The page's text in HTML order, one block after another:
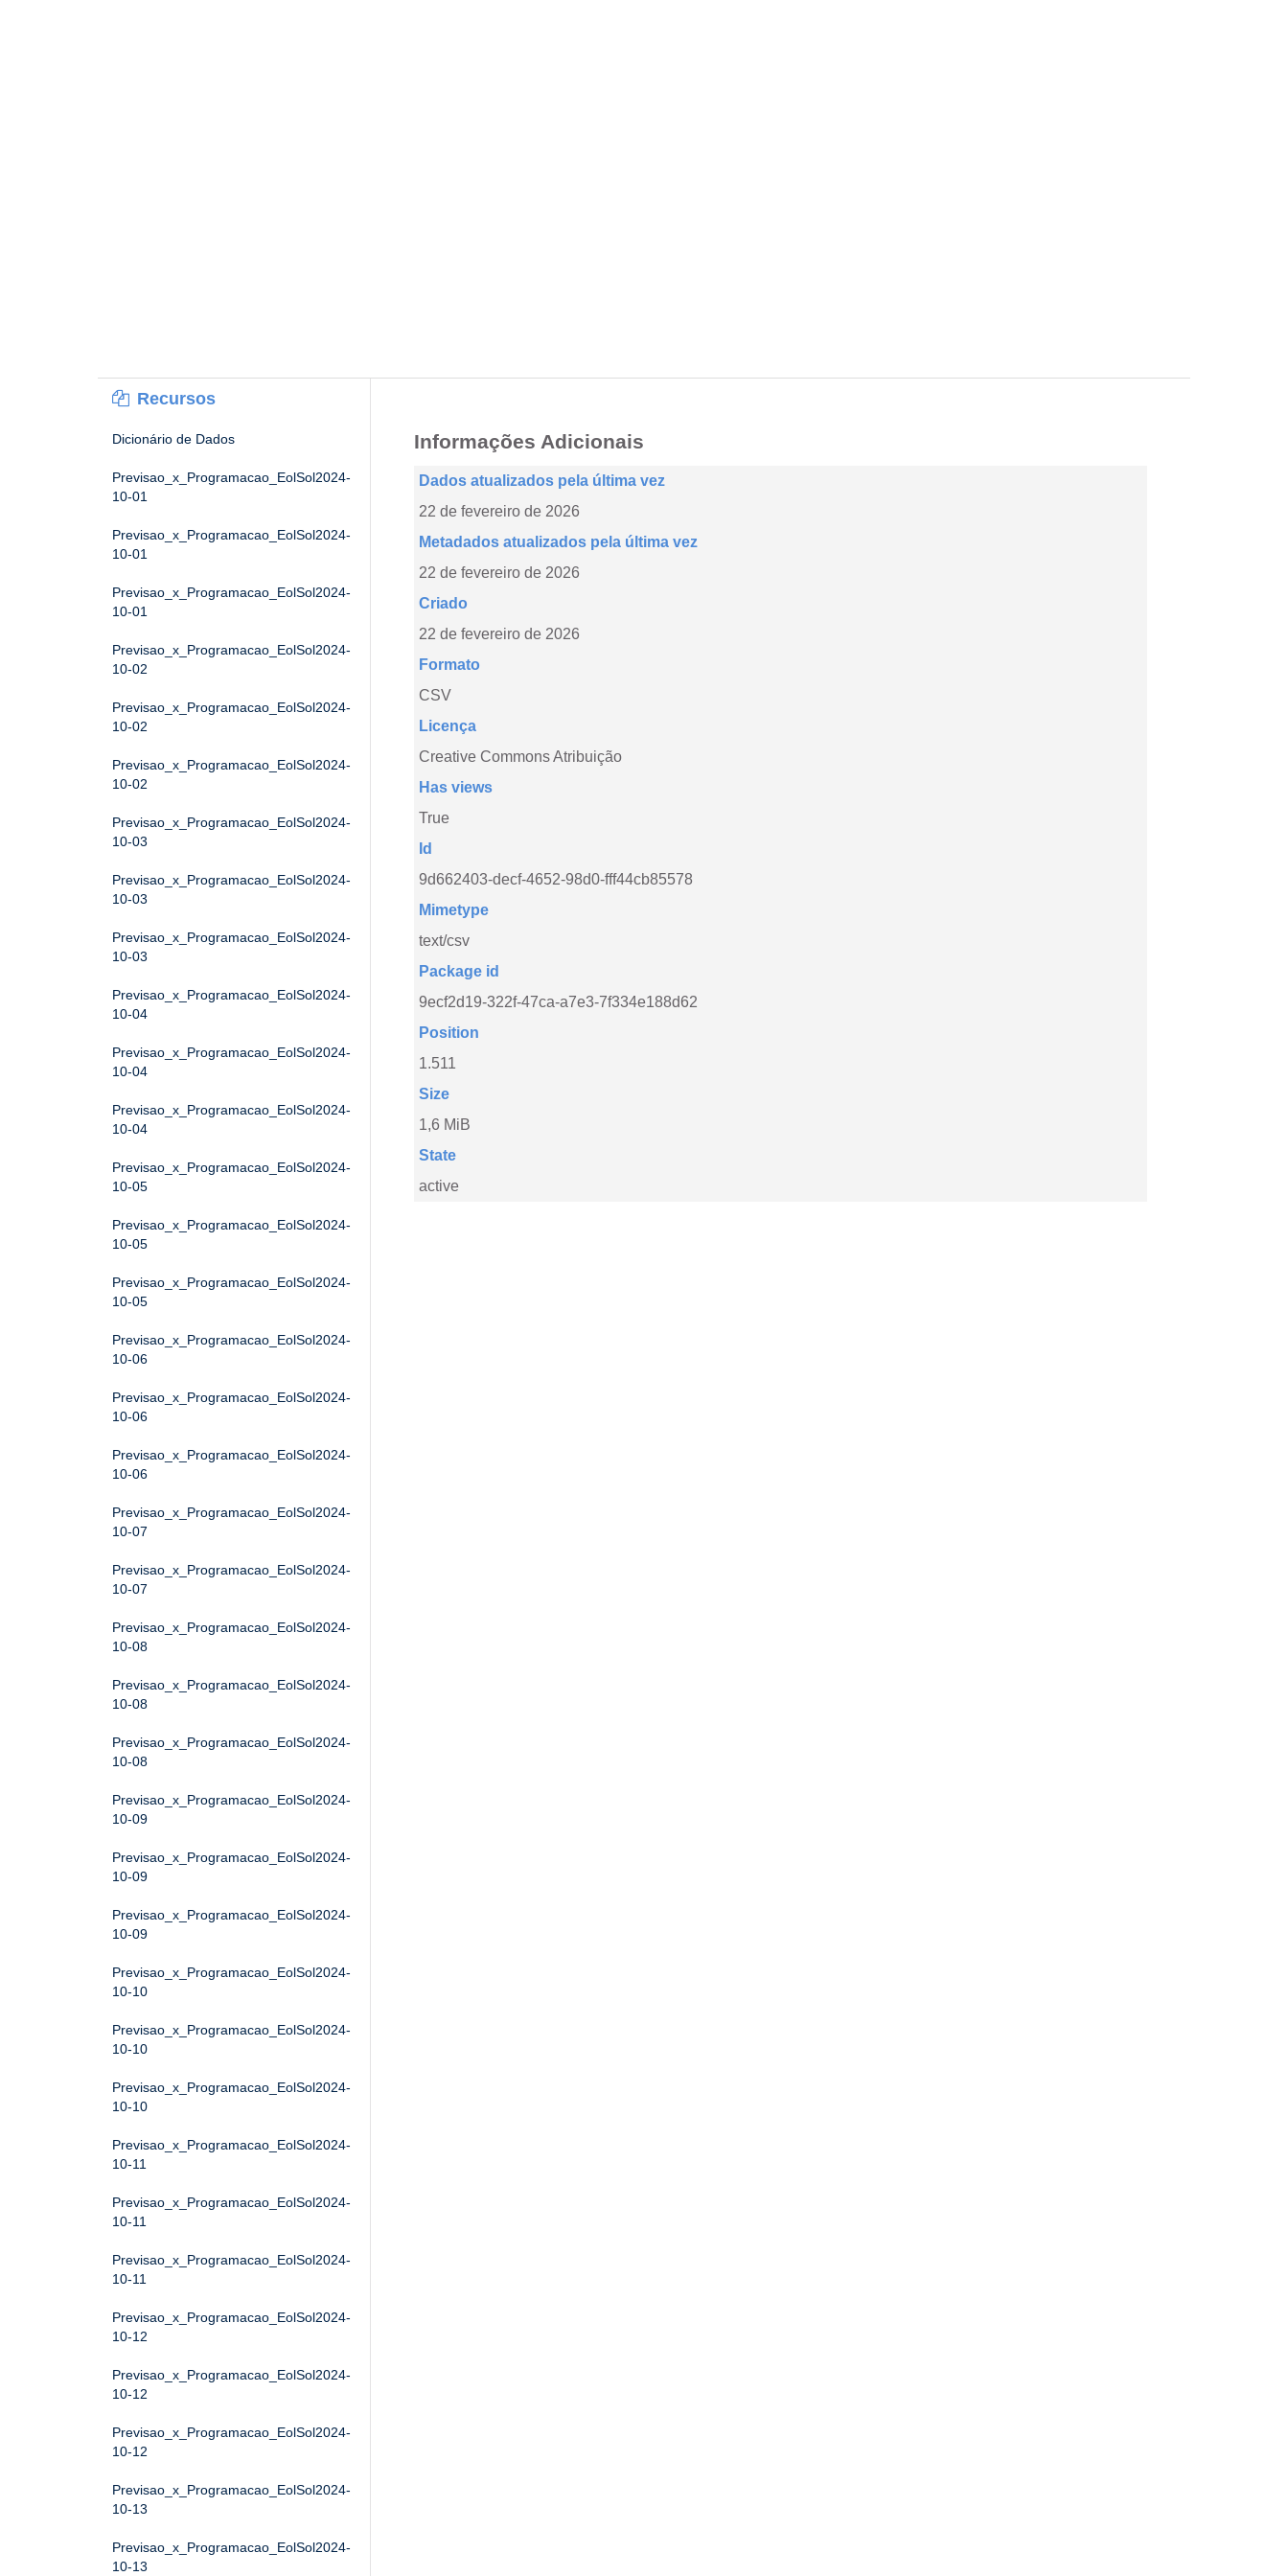
Recursos
Dicionário de Dados
Previsao_x_Programacao_EolSol2024-
10-01
Previsao_x_Programacao_EolSol2024-
10-01
Previsao_x_Programacao_EolSol2024-
10-01
Previsao_x_Programacao_EolSol2024-
10-02
Previsao_x_Programacao_EolSol2024-
10-02
Previsao_x_Programacao_EolSol2024-
10-02
Previsao_x_Programacao_EolSol2024-
10-03
Previsao_x_Programacao_EolSol2024-
10-03
Previsao_x_Programacao_EolSol2024-
10-03
Previsao_x_Programacao_EolSol2024-
10-04
Previsao_x_Programacao_EolSol2024-
10-04
Previsao_x_Programacao_EolSol2024-
10-04
Previsao_x_Programacao_EolSol2024-
10-05
Previsao_x_Programacao_EolSol2024-
10-05
Previsao_x_Programacao_EolSol2024-
10-05
Previsao_x_Programacao_EolSol2024-
10-06
Previsao_x_Programacao_EolSol2024-
10-06
Previsao_x_Programacao_EolSol2024-
10-06
Previsao_x_Programacao_EolSol2024-
10-07
Previsao_x_Programacao_EolSol2024-
10-07
Previsao_x_Programacao_EolSol2024-
10-08
Previsao_x_Programacao_EolSol2024-
10-08
Previsao_x_Programacao_EolSol2024-
10-08
Previsao_x_Programacao_EolSol2024-
10-09
Previsao_x_Programacao_EolSol2024-
10-09
Previsao_x_Programacao_EolSol2024-
10-09
Previsao_x_Programacao_EolSol2024-
10-10
Previsao_x_Programacao_EolSol2024-
10-10
Previsao_x_Programacao_EolSol2024-
10-10
Previsao_x_Programacao_EolSol2024-
10-11
Previsao_x_Programacao_EolSol2024-
10-11
Previsao_x_Programacao_EolSol2024-
10-11
Previsao_x_Programacao_EolSol2024-
10-12
Previsao_x_Programacao_EolSol2024-
10-12
Previsao_x_Programacao_EolSol2024-
10-12
Previsao_x_Programacao_EolSol2024-
10-13
Previsao_x_Programacao_EolSol2024-
10-13
Informações Adicionais
Dados atualizados pela última vez
22 de fevereiro de 2026
Metadados atualizados pela última vez
22 de fevereiro de 2026
Criado
22 de fevereiro de 2026
Formato
CSV
Licença
Creative Commons Atribuição
Has views
True
Id
9d662403-decf-4652-98d0-fff44cb85578
Mimetype
text/csv
Package id
9ecf2d19-322f-47ca-a7e3-7f334e188d62
Position
1.511
Size
1,6 MiB
State
active